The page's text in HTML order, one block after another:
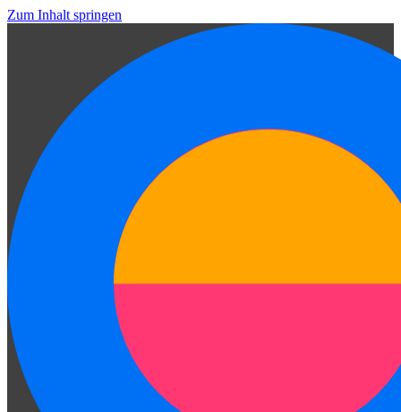
Zum Inhalt springen